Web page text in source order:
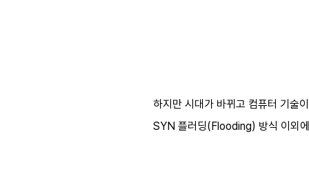
하지만 시대가 바뀌고 컴퓨터 기술
SYN 플러딩(Flooding) 방식 이외